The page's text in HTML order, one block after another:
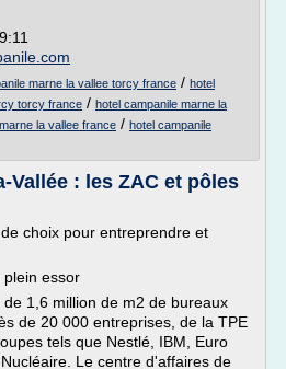
marne la vallee torcy france / hotel
torcy france / hotel campanile marne la
la vallee france / hotel campanile
Vallée : les ZAC et pôles
choix pour entreprendre et
plein essor
1,6 million de m2 de bureaux
de 20 000 entreprises, de la TPE
tels que Nestlé, IBM, Euro
Le centre d'affaires de